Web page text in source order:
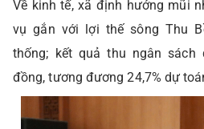
Về kinh tế, xã định hướng mũi
vụ gắn với lợi thế sông Thu
thống; kết quả thu ngân sách
đồng, tương đương 24,7% dự